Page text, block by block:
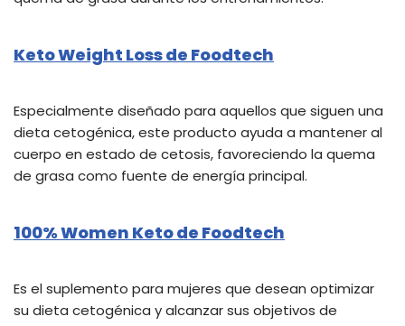
Keto Weight Loss de Foodtech
Especialmente diseñado para aquellos que siguen una
dieta cetogénica, este producto ayuda a mantener al
cuerpo en estado de cetosis, favoreciendo la quema
de grasa como fuente de energía principal.
100% Women Keto de Foodtech
Es el suplemento para mujeres que desean optimizar
su dieta cetogénica y alcanzar sus objetivos de